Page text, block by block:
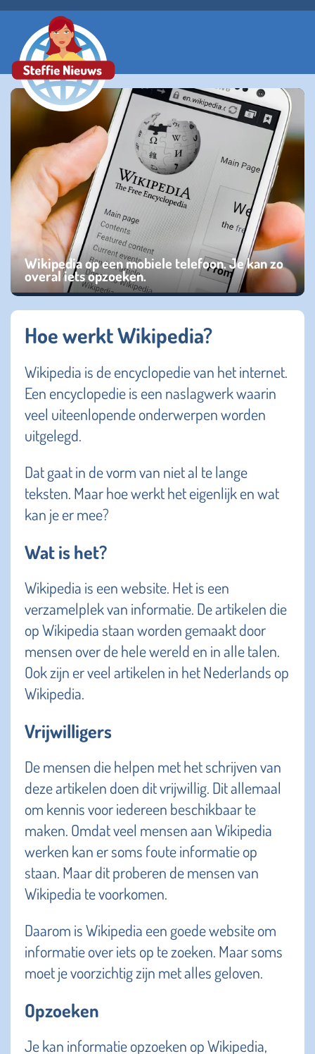
Wikipedia op een mobiele telefoon. Je kan zo
overal iets opzoeken.
Hoe werkt Wikipedia?
Wikipedia is de encyclopedie van het internet.
Een encyclopedie is een naslagwerk waarin
veel uiteenlopende onderwerpen worden
uitgelegd.
Dat gaat in de vorm van niet al te lange
teksten. Maar hoe werkt het eigenlijk en wat
kan je er mee?
Wat is het?
Wikipedia is een website. Het is een
verzamelplek van informatie. De artikelen die
op Wikipedia staan worden gemaakt door
mensen over de hele wereld en in alle talen.
Ook zijn er veel artikelen in het Nederlands op
Wikipedia.
Vrijwilligers
De mensen die helpen met het schrijven van
deze artikelen doen dit vrijwillig. Dit allemaal
om kennis voor iedereen beschikbaar te
maken. Omdat veel mensen aan Wikipedia
werken kan er soms foute informatie op
staan. Maar dit proberen de mensen van
Wikipedia te voorkomen.
Daarom is Wikipedia een goede website om
informatie over iets op te zoeken. Maar soms
moet je voorzichtig zijn met alles geloven.
Opzoeken
Je kan informatie opzoeken op Wikipedia,